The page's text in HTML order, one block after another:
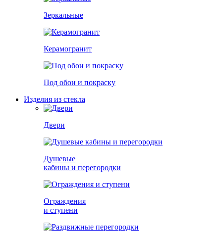
Зеркальные
Керамогранит
Под обои и покраску
Изделия из стекла
Двери
Душевые
кабины и перегородки
Ограждения
и ступени